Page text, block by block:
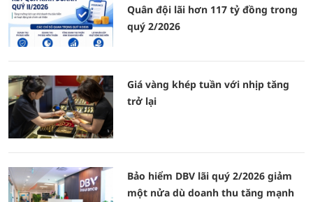
Quân đội lãi hơn 117 tỷ đồng trong
quý 2/2026
Giá vàng khép tuần với nhịp tăng
trở lại
Bảo hiểm DBV lãi quý 2/2026 giảm
một nửa dù doanh thu tăng mạnh